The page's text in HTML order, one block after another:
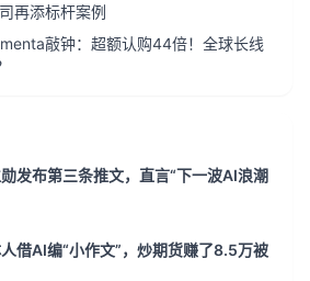
再添标杆案例
敲钟：超额认购44倍！全球长线
发布第三条推文，直言“下一波AI浪潮
借AI编“小作文”，炒期货赚了8.5万被